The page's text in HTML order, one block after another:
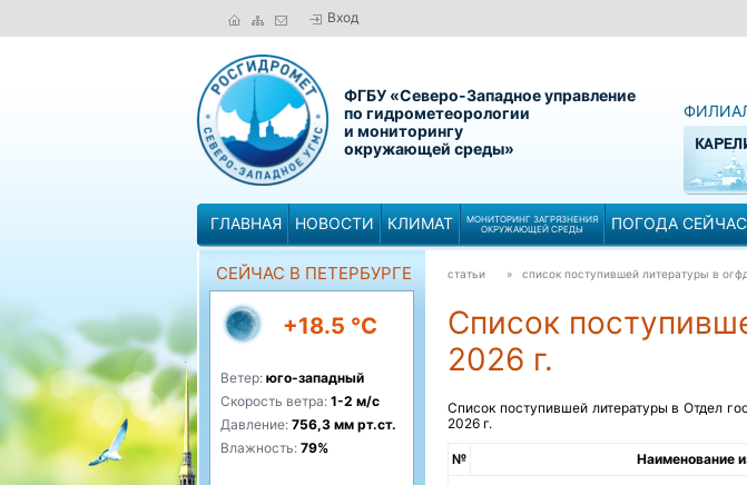
Вход
ФГБУ «Северо-Западное управление
по гидрометеорологии
и мониторингу
окружающей среды»
ГЛАВНАЯ НОВОСТИ КЛИМАТ
МОНИТОРИНГ ЗАГРЯЗНЕНИЯ
ОКРУЖАЮЩЕЙ СРЕДЫ
ПОГОДА СЕЙЧАС
СЕЙЧАС В ПЕТЕРБУРГЕ
+18.5 °C
Ветер: юго-западный
Скорость ветра: 1-2 м/с
Давление: 756,3 мм рт.ст.
Влажность: 79%
статьи » список поступившей литературы в
Список
2026 г.
Список поступившей литературы в Отдел
2026 г.
№ Наименование